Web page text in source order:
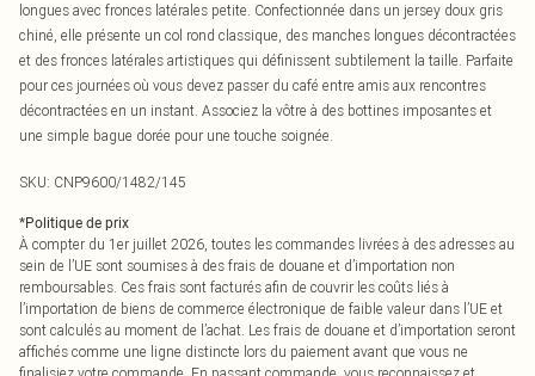
longues avec fronces latérales petite. Confectionnée dans un jersey doux gris
chiné, elle présente un col rond classique, des manches longues décontractées
et des fronces latérales artistiques qui définissent subtilement la taille. Parfaite
pour ces journées où vous devez passer du café entre amis aux rencontres
décontractées en un instant. Associez la vôtre à des bottines imposantes et
une simple bague dorée pour une touche soignée.
SKU: CNP9600/1482/145
*Politique de prix
À compter du 1er juillet 2026, toutes les commandes livrées à des adresses au
sein de l’UE sont soumises à des frais de douane et d’importation non
remboursables. Ces frais sont facturés afin de couvrir les coûts liés à
l’importation de biens de commerce électronique de faible valeur dans l’UE et
sont calculés au moment de l’achat. Les frais de douane et d’importation seront
affichés comme une ligne distincte lors du paiement avant que vous ne